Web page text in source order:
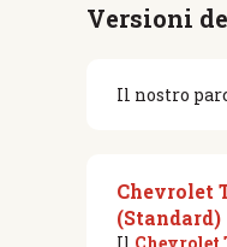
Versioni
Il nostro
Chevrolet
(Standard)
Il Chevrolet